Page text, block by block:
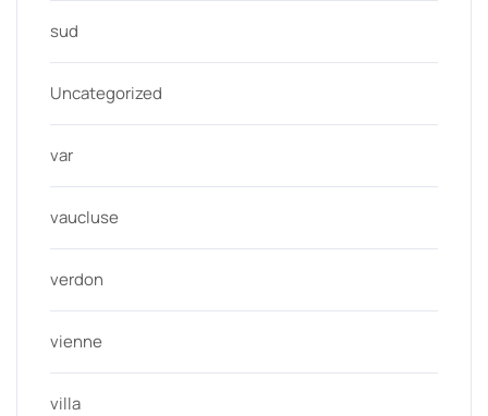
sud
Uncategorized
var
vaucluse
verdon
vienne
villa